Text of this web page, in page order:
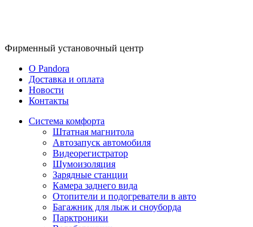
Фирменный установочный центр
O Pandora
Доставка и оплата
Новости
Контакты
Система комфорта
Штатная магнитола
Автозапуск автомобиля
Видеорегистратор
Шумоизоляция
Зарядные станции
Камера заднего вида
Отопители и подогреватели в авто
Багажник для лыж и сноуборда
Парктроники